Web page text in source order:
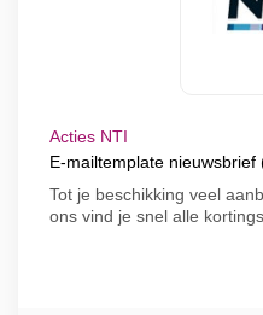
Acties NTI
E-mailtemplate
Tot je beschikking veel
ons vind je snel alle